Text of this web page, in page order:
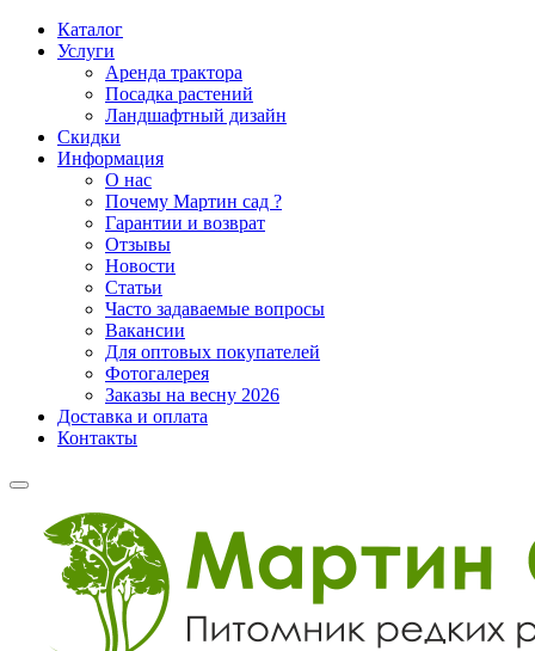
Каталог
Услуги
Аренда трактора
Посадка растений
Ландшафтный дизайн
Скидки
Информация
О нас
Почему Мартин сад ?
Гарантии и возврат
Отзывы
Новости
Статьи
Часто задаваемые вопросы
Вакансии
Для оптовых покупателей
Фотогалерея
Заказы на весну 2026
Доставка и оплата
Контакты